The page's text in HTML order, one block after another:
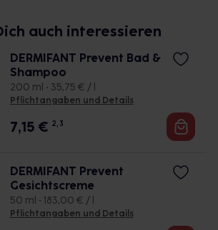
auch interessieren
DERMIFANT Prevent Bad &
Shampoo
200 ml • 35,75 € / l
Pflichtangaben und Details
7,15 € 2, 3
DERMIFANT Prevent
Gesichtscreme
50 ml • 183,00 € / l
Pflichtangaben und Details